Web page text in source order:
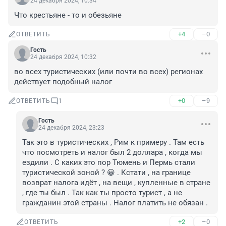
Что крестьяне - то и обезьяне
ОТВЕТИТЬ +4 –0
Гость
24 декабря 2024, 10:32
во всех туристических (или почти во всех) регионах
действует подобный налог
ОТВЕТИТЬ 1 +0 –9
Гость
24 декабря 2024, 23:23
Так это в туристических , Рим к примеру . Там есть
что посмотреть и налог был 2 доллара , когда мы
ездили . С каких это пор Тюмень и Пермь стали
туристической зоной ? 😀 . Кстати , на границе
возврат налога идёт , на вещи , купленные в стране
, где ты был . Так как ты просто турист , а не
гражданин этой страны . Налог платить не обязан .
ОТВЕТИТЬ +2 –0